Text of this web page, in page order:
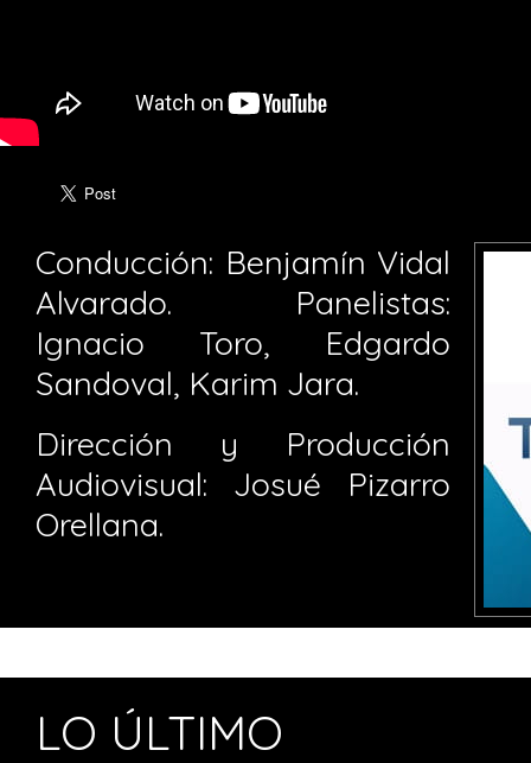
Conducción: Benjamín Vidal
Alvarado. Panelistas:
Ignacio Toro, Edgardo
Sandoval, Karim Jara.
Dirección y Producción
Audiovisual: Josué Pizarro
Orellana.
LO ÚLTIMO